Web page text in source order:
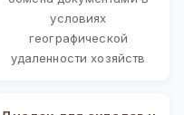
условиях
географической
удаленности хозяйств